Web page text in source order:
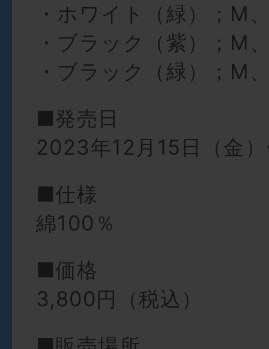
・ホワイト（緑）；M
・ブラック（紫）；M
・ブラック（緑）；M
■発売日
2023年12月15日（金
■仕様
綿100％
■価格
3,800円（税込）